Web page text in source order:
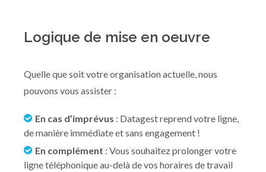
Logique de mise en oeuvre
Quelle que soit votre organisation actuelle, nous
pouvons vous assister :
En cas d’imprévus : Datagest reprend votre ligne,
de manière immédiate et sans engagement !
En complément : Vous souhaitez prolonger votre
ligne téléphonique au-delà de vos horaires de travail